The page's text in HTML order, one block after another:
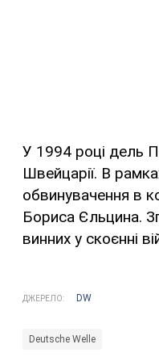
У 1994 році дель
Швейцарії. В
обвинувачення в
Бориса Єльцина.
винних у скоєнні
ДЖЕРЕЛО: DW
Deutsche Welle